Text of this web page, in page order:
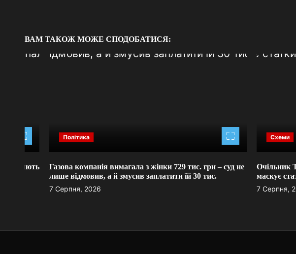
ВАМ ТАКОЖ МОЖЕ СПОДОБАТИСЯ:
Політика
Газова компанія вимагала з жінки 729 тис. грн – суд не
лише відмовив, а й змусив заплатити їй 30 тис.
7 Серпня, 2026
Очільник ТСЦ у
маскує статки
7 Серпня, 2026